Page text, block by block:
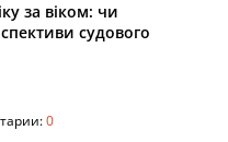
за віком: чи
судового
0